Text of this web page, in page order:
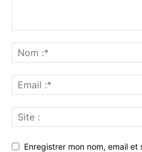
Enregistrer mon nom, email